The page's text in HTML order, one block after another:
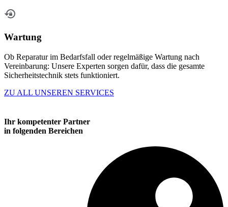
Wartung
Ob Reparatur im Bedarfsfall oder regelmäßige Wartung nach
Vereinbarung: Unsere Experten sorgen dafür, dass die gesamte
Sicherheitstechnik stets funktioniert.
ZU ALL UNSEREN SERVICES
Ihr kompetenter Partner
in folgenden Bereichen